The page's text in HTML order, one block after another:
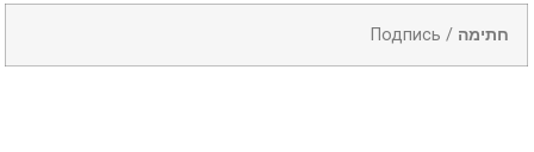
Подпись / חתימה